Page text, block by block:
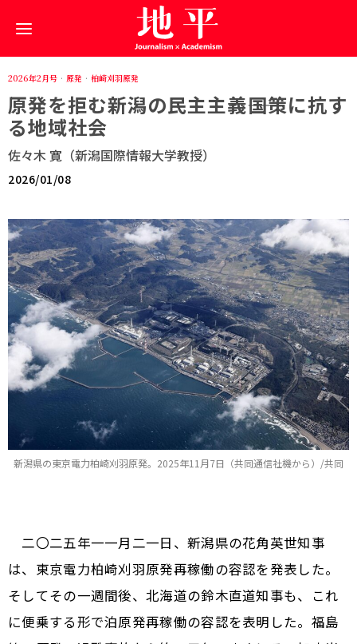
2026年2月号 · 原発 · 柏崎刈羽原発
原発を拒む新潟の民主主義――国策に抗す
る地域社会
佐々木 寛（新潟国際情報大学教授）
2026/01/08
新潟県の東京電力柏崎刈羽原発。2025年11月7日（共同通信社機から）/共同
二〇二五年一一月二一日、新潟県の花角英世知事
は、東京電力柏崎刈羽原発再稼働の容認を発表した。
そしてその一週間後、北海道の鈴木直道知事も、これ
に便乗する形で泊原発再稼働の容認を表明した。福島